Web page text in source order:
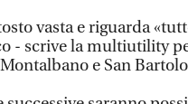
vasta e riguarda
- scrive la multiutility
e San